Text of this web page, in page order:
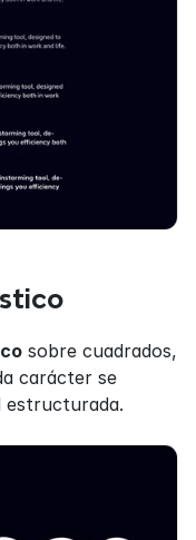
sobre cuadrados,
carácter se
estructurada.